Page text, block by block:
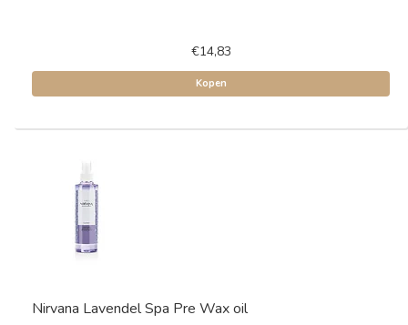
€14,83
Kopen
Nirvana Lavendel Spa Pre Wax oil